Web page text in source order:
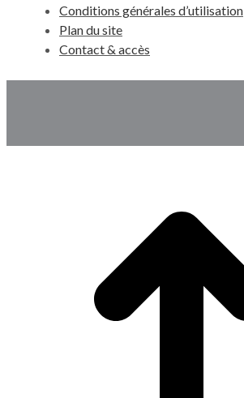
Conditions générales d’utilisation
Plan du site
Contact & accès